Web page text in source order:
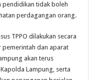
pendidikan tidak boleh
perdagangan orang.
TPPO dilakukan secara
pemerintah dan aparat
akan terus
Lampung, serta